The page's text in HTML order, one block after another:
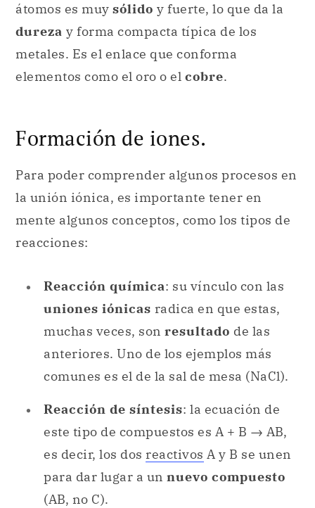
átomos es muy sólido y fuerte, lo que da la
dureza y forma compacta típica de los
metales. Es el enlace que conforma
elementos como el oro o el cobre.
Formación de iones.
Para poder comprender algunos procesos en
la unión iónica, es importante tener en
mente algunos conceptos, como los tipos de
reacciones:
Reacción química: su vínculo con las
uniones iónicas radica en que estas,
muchas veces, son resultado de las
anteriores. Uno de los ejemplos más
comunes es el de la sal de mesa (NaCl).
Reacción de síntesis: la ecuación de
este tipo de compuestos es A + B → AB,
es decir, los dos reactivos A y B se unen
para dar lugar a un nuevo compuesto
(AB, no C).